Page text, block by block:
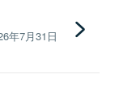
年7月31日